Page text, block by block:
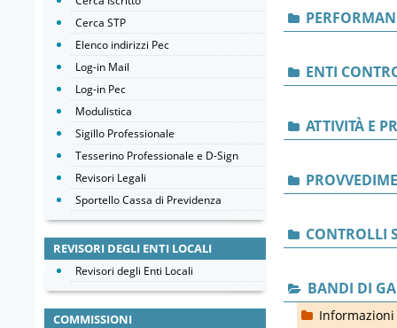
ENTI
ATTIVITÀ E
CONTROLLI
BANDI DI
Cerca STP
Elenco indirizzi Pec
Log-in Mail
Log-in Pec
Modulistica
Sigillo Professionale
Tesserino Professionale e D-Sign
Revisori Legali
Sportello Cassa di Previdenza
REVISORI DEGLI ENTI LOCALI
Revisori degli Enti Locali
COMMISSIONI